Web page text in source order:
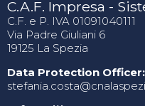
C.A.F. Impresa -
C.F. e P. IVA 01091040111
Via Padre Giuliani 6
19125 La Spezia
Data Protection Officer: